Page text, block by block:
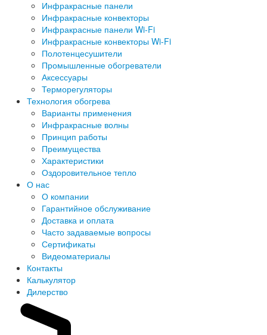
Инфракрасные панели
Инфракрасные конвекторы
Инфракрасные панели Wi-Fi
Инфракрасные конвекторы Wi-Fi
Полотенцесушители
Промышленные обогреватели
Аксессуары
Терморегуляторы
Технология обогрева
Варианты применения
Инфракрасные волны
Принцип работы
Преимущества
Характеристики
Оздоровительное тепло
О нас
О компании
Гарантийное обслуживание
Доставка и оплата
Часто задаваемые вопросы
Сертификаты
Видеоматериалы
Контакты
Калькулятор
Дилерство